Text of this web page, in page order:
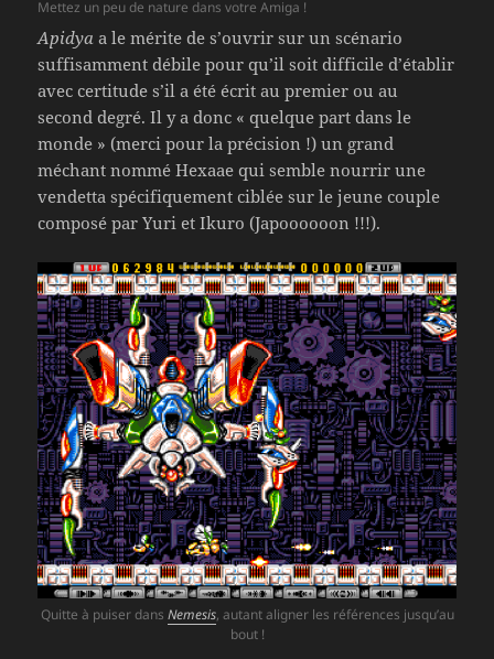
Mettez un peu de nature dans votre Amiga !
Apidya a le mérite de s’ouvrir sur un scénario
suffisamment débile pour qu’il soit difficile d’établir
avec certitude s’il a été écrit au premier ou au
second degré. Il y a donc « quelque part dans le
monde » (merci pour la précision !) un grand
méchant nommé Hexaae qui semble nourrir une
vendetta spécifiquement ciblée sur le jeune couple
composé par Yuri et Ikuro (Japoooooon !!!).
Quitte à puiser dans Nemesis, autant aligner les références jusqu’au
bout !